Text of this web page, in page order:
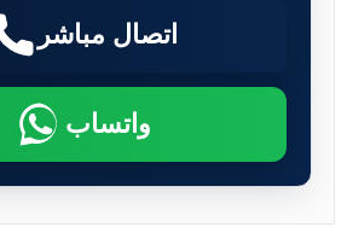
اتصال مباشر
واتساب